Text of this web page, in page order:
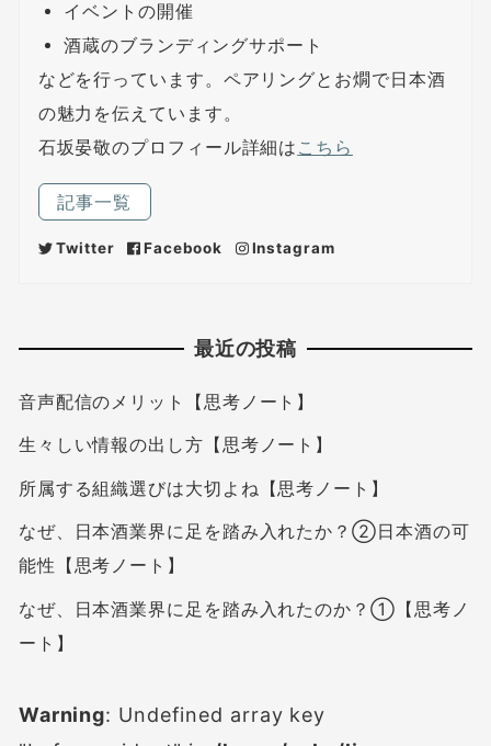
イベントの開催
酒蔵のブランディングサポート
などを行っています。ペアリングとお燗で日本酒
の魅力を伝えています。
石坂晏敬のプロフィール詳細は こちら
記事一覧
Twitter Facebook Instagram
最近の投稿
音声配信のメリット【思考ノート】
生々しい情報の出し方【思考ノート】
所属する組織選びは大切よね【思考ノート】
なぜ、日本酒業界に足を踏み入れたか？②日本酒の可
能性【思考ノート】
なぜ、日本酒業界に足を踏み入れたのか？①【思考ノ
ート】
Warning: Undefined array key